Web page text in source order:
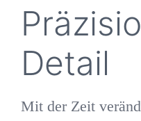
Detail
Mit der Zeit